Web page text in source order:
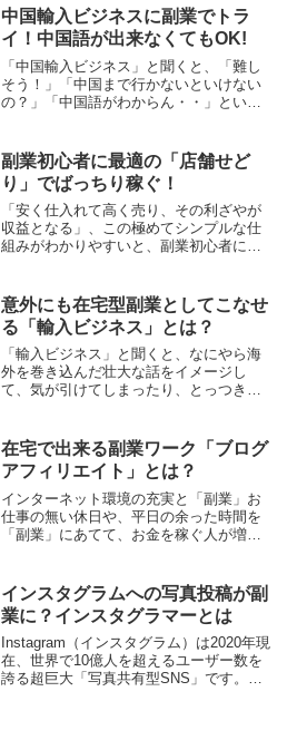
や祝日であれば気分転換やリラックスを
兼ねて参加出来る方も多く...
中国輸入ビジネスに副業でトラ
イ！中国語が出来なくてもOK!
「中国輸入ビジネス」と聞くと、「難し
そう！」「中国まで行かないといけない
の？」「中国語がわからん・・」といっ
ス、というイメージが先行し必要以上に
難しく考えてしまいがちなの...
副業初心者に最適の「店舗せど
り」でばっちり稼ぐ！
「安く仕入れて高く売り、その利ざやが
収益となる」、この極めてシンプルな仕
組みがわかりやすいと、副業初心者に人
ネットを駆使した在宅完結型の「電脳せ
どり」や「Amazonせ...
意外にも在宅型副業としてこなせ
る「輸入ビジネス」とは？
「輸入ビジネス」と聞くと、なにやら海
外を巻き込んだ壮大な話をイメージし
て、気が引けてしまったり、とっつきに
トで何でも通販で買えてしまう時代にお
いて、海外から商品を輸入す...
在宅で出来る副業ワーク「ブログ
アフィリエイト」とは？
インターネット環境の充実と「副業」お
仕事の無い休日や、平日の余った時間を
「副業」にあてて、お金を稼ぐ人が増え
れる副業も色々とありますので、サラリ
ーマンや自営業の方、主婦...
インスタグラムへの写真投稿が副
業に？インスタグラマーとは
Instagram（インスタグラム）は2020年現
在、世界で10億人を超えるユーザー数を
誇る超巨大「写真共有型SNS」です。日